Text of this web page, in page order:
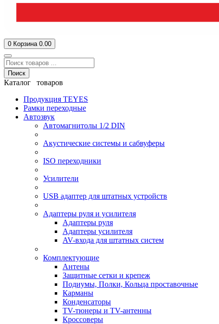
0 Корзина 0.00
Поиск
Каталог товаров
Продукция TEYES
Рамки переходные
Автозвук
Автомагнитолы 1/2 DIN
Акустические системы и сабвуферы
ISO переходники
Усилители
USB адаптер для штатных устройств
Адаптеры руля и усилителя
Адаптеры руля
Адаптеры усилителя
AV-входа для штатных систем
Комплектующие
Антены
Защитные сетки и крепеж
Подиумы, Полки, Кольца проставочные
Карманы
Конденсаторы
TV-тюнеры и TV-антенны
Кроссоверы